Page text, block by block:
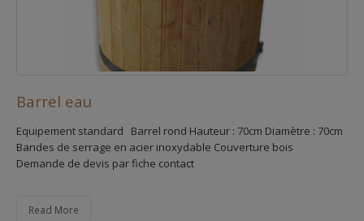
Barrel eau
Equipement standard Barrel rond Hauteur : 70cm Diamètre : 70cm
Bandes de serrage en acier inoxydable Couverture bois
Demande de devis par fiche contact
Read More